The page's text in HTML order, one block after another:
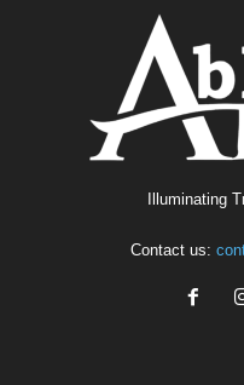
Illuminating
Contact us: